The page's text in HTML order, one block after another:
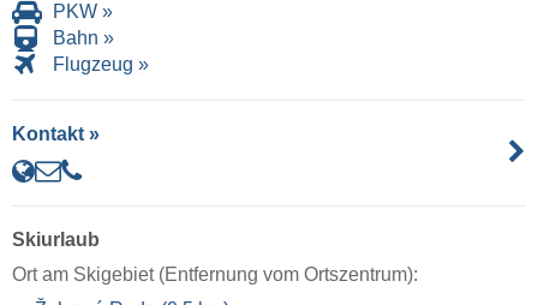
PKW »
Bahn »
Flugzeug »
Kontakt »
Skiurlaub
Ort am Skigebiet (Entfernung vom Ortszentrum):